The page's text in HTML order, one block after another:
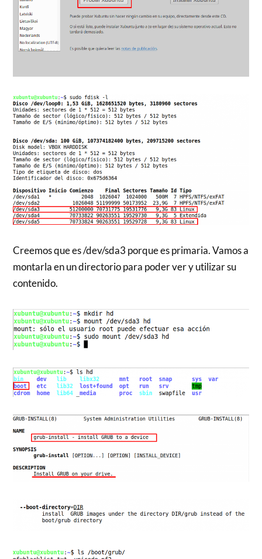
Creemos que es /dev/sda3 porque es primaria. Vamos a
montarla en un directorio para poder ver y utilizar su
contenido.